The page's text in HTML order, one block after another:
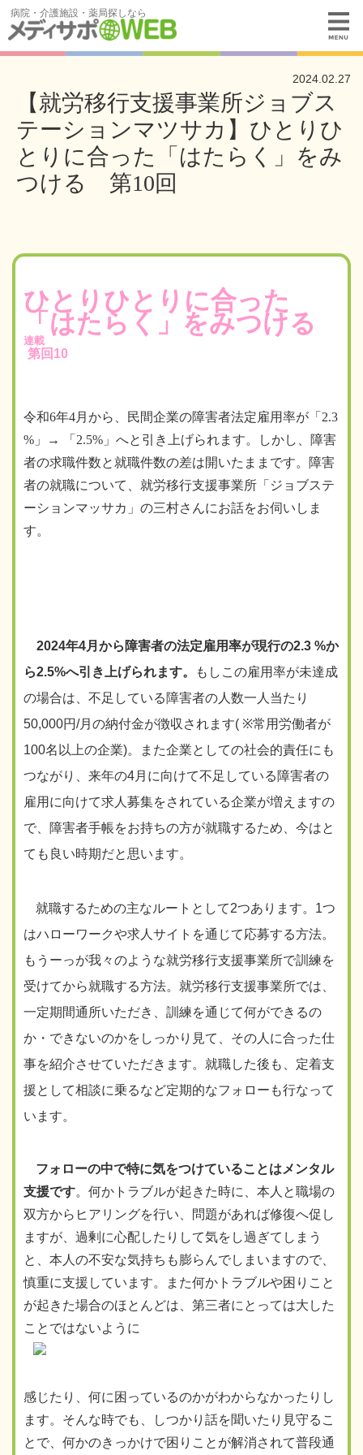
病院・介護施設・薬局探しなら
2024.02.27
【就労移行支援事業所ジョブス
テーションマツサカ】ひとりひ
とりに合った「はたらく」をみ
つける 第10回
ひとりひとりに合った
「はたらく」をみつける
第
連載
回 10
令和6年4月から、民間企業の障害者法定雇用率が「 2.3
% 」 → 「 2.5% 」へと引き上げられます。しかし、障害
者の求職件数と就職件数の差は開いたままです。障害
者の就職について、就労移行支援事業所「ジョブステ
ーションマッサカ」の三村さんにお話をお伺いしま
す。
2024年4月から障害者の法定雇用率が現行の2.3 %か
ら2.5%へ引き上げられます。
もしこの雇用率が未達成
の場合は、不足している障害者の人数一人当たり
50,000円/月の納付金が徴収されます( ※常用労働者が
100名以上の企業)。また企業としての社会的責任にも
つながり、来年の4月に向けて不足している障害者の
雇用に向けて求人募集をされている企業が増えますの
で、障害者手帳をお持ちの方が就職するため、今はと
ても良い時期だと思います。
就職するための主なルートとして2つあります。 1つ
はハローワークや求人サイトを通じて応募する方法。
もうーっが我々のような就労移行支援事業所で訓練を
受けてから就職する方法。就労移行支援事業所では、
一定期間通所いただき、訓練を通じて何ができるの
か・できないのかをしっかり見て、その人に合った仕
事を紹介させていただきます。就職した後も、定着支
援として相談に乗るなど定期的なフォローも行なって
います。
フォローの中で特に気をつけていることはメンタル
支援です。何かトラブルが起きた時に、本人と職場の
双方からヒアリングを行い、問題があれば修復へ促し
ますが、過剰に心配したりして気をし過ぎてしまう
と、本人の不安な気持ちも膨らんでしまいますので、
慎重に支援しています。また何かトラブルや困りこと
が起きた場合のほとんどは、第三者にとっては大した
ことではないように
感じたり、何に困っているのかがわからなかったりし
ます。そんな時でも、しつかり話を聞いたり見守るこ
とで、何かのきっかけで困りことが解消されて普段通